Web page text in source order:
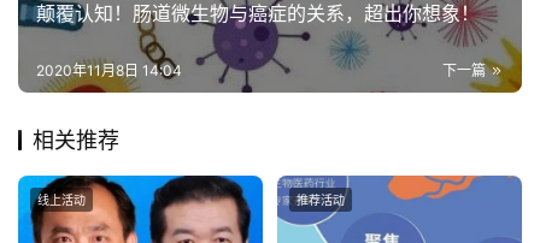
颠覆认知！肠道微生物与癌症的关系，超出你想象！
下一篇
2020年11月8日 14:04
相关推荐
线上活动 推荐活动